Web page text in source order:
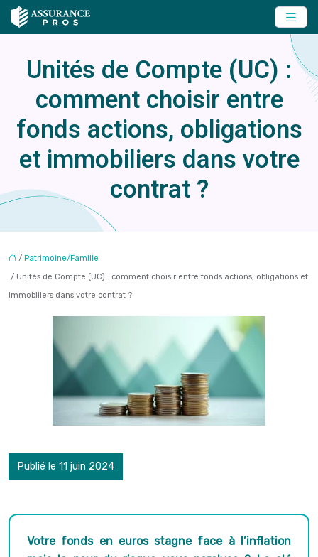
Unités de Compte (UC) :
comment choisir entre
fonds actions, obligations
et immobiliers dans votre
contrat ?
/ Patrimoine/Famille
/ Unités de Compte (UC) : comment choisir entre fonds actions, obligations et
immobiliers dans votre contrat ?
Publié le 11 juin 2024
Votre fonds en euros stagne face à l’inflation